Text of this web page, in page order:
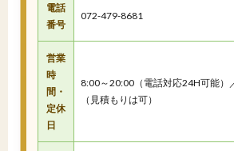
電話
番号
072-479-8681
営業
時
間・
定休
日
8:00～20:00（電話対応24H可能）
（見積もりは可）